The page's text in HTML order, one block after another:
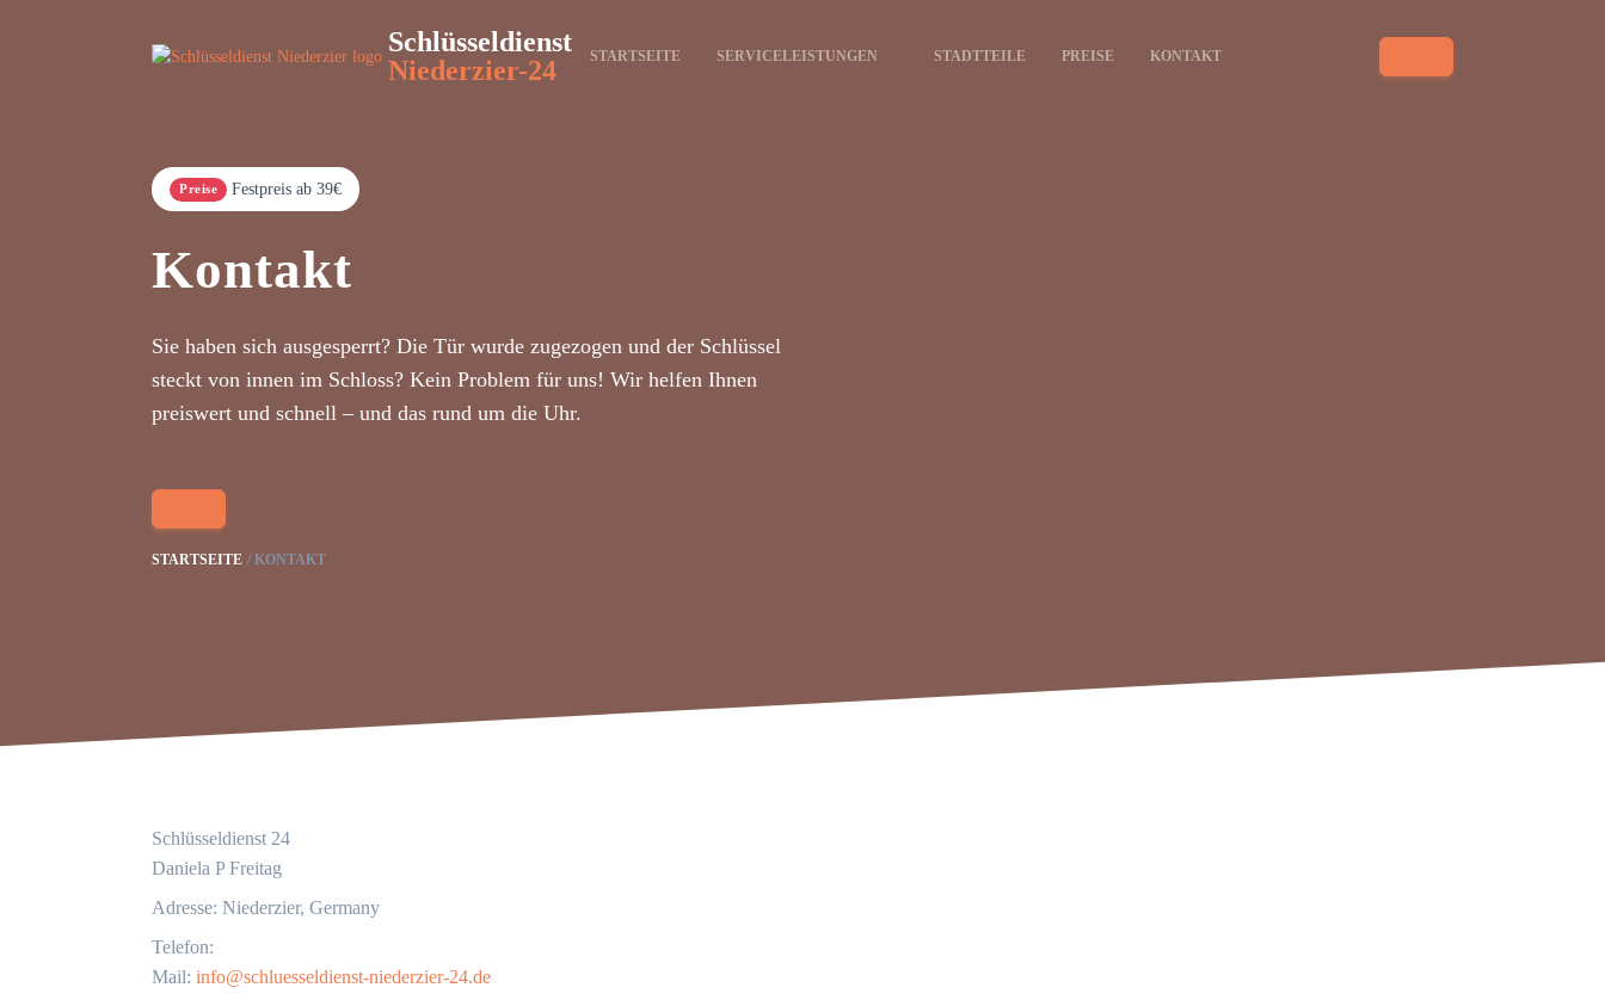
Schlüsseldienst
Niederzier-24
STARTSEITE SERVICELEISTUNGEN STADTTEILE PREISE KONTAKT
Preise Festpreis ab 39€
Kontakt
Sie haben sich ausgesperrt? Die Tür wurde zugezogen und der Schlüssel
steckt von innen im Schloss? Kein Problem für uns! Wir helfen Ihnen
preiswert und schnell – und das rund um die Uhr.
STARTSEITE KONTAKT
Schlüsseldienst 24
Daniela P Freitag
Adresse: Niederzier, Germany
Telefon:
Mail: info@schluesseldienst-niederzier-24.de